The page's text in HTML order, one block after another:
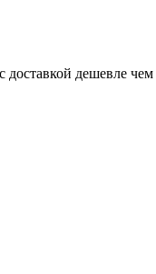
дешевле чем